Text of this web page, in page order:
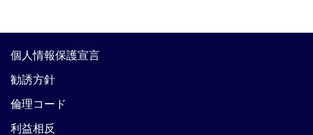
個人情報保護宣言
勧誘方針
倫理コード
利益相反